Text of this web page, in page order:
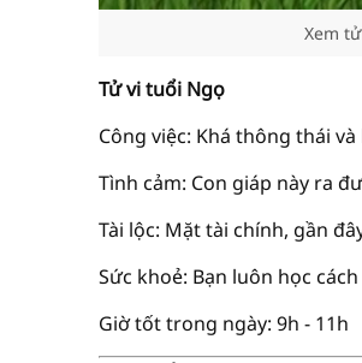
Xem
Tử vi tuổi Ngọ
Công việc: Khá thông thái
Tình cảm: Con giáp này ra
Tài lộc: Mặt tài chính, gần
Sức khoẻ: Bạn luôn học
Giờ tốt trong ngày: 9h - 11h